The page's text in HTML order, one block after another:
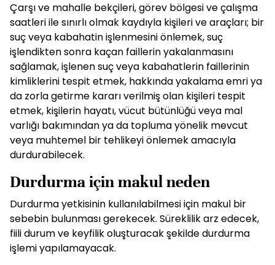
Çarşı ve mahalle bekçileri, görev bölgesi ve çalışma
saatleri ile sınırlı olmak kaydıyla kişileri ve araçları; bir
suç veya kabahatin işlenmesini önlemek, suç
işlendikten sonra kaçan faillerin yakalanmasını
sağlamak, işlenen suç veya kabahatlerin faillerinin
kimliklerini tespit etmek, hakkında yakalama emri ya
da zorla getirme kararı verilmiş olan kişileri tespit
etmek, kişilerin hayatı, vücut bütünlüğü veya mal
varlığı bakımından ya da topluma yönelik mevcut
veya muhtemel bir tehlikeyi önlemek amacıyla
durdurabilecek.
Durdurma için makul neden
Durdurma yetkisinin kullanılabilmesi için makul bir
sebebin bulunması gerekecek. Süreklilik arz edecek,
fiili durum ve keyfilik oluşturacak şekilde durdurma
işlemi yapılamayacak.